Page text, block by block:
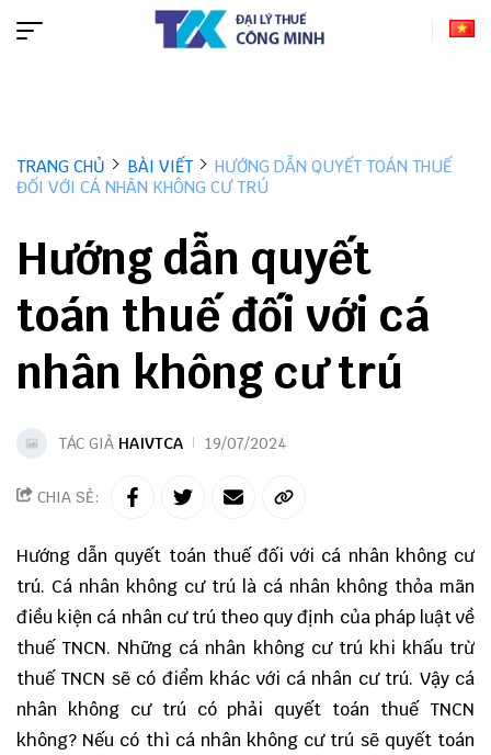
TRANG CHỦ BÀI VIẾT
HƯỚNG DẪN QUYẾT TOÁN THUẾ
ĐỐI VỚI CÁ NHÂN KHÔNG CƯ TRÚ
Hướng dẫn quyết
toán thuế đối với cá
nhân không cư trú
TÁC GIẢ HAIVTCA 19/07/2024
CHIA SẺ:
Hướng dẫn quyết toán thuế đối với cá nhân không cư
trú. Cá nhân không cư trú là cá nhân không thỏa mãn
điều kiện cá nhân cư trú theo quy định của pháp luật về
thuế TNCN. Những cá nhân không cư trú khi khấu trừ
thuế TNCN sẽ có điểm khác với cá nhân cư trú. Vậy cá
nhân không cư trú có phải quyết toán thuế TNCN
không? Nếu có thì cá nhân không cư trú sẽ quyết toán